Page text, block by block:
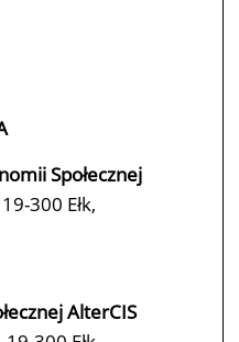
Społecznej
300 Ełk,
AlterCIS